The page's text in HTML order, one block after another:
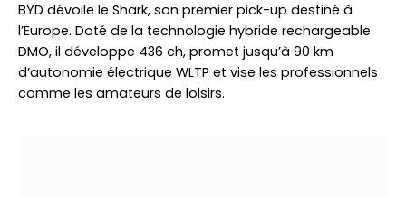
BYD dévoile le Shark, son premier pick-up destiné à
l’Europe. Doté de la technologie hybride rechargeable
DMO, il développe 436 ch, promet jusqu’à 90 km
d’autonomie électrique WLTP et vise les professionnels
comme les amateurs de loisirs.